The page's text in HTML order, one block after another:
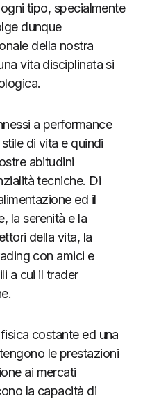
tipo, specialmente
dunque
della nostra
vita disciplinata si
a performance
di vita e quindi
abitudini
tecniche. Di
ed il
la serenità e la
della vita, la
con amici e
a cui il trader
costante ed una
le prestazioni
ai mercati
la capacità di